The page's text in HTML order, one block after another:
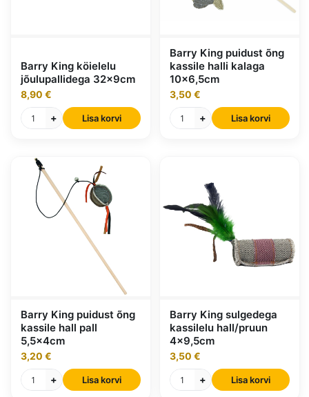
Barry King köielelu
jõulupallidega 32x9cm
8,90 €
+
Lisa korvi
Barry King puidust õng
kassile halli kalaga
10x6,5cm
3,50 €
+
Lisa korvi
Barry King puidust õng
kassile hall pall
5,5x4cm
3,20 €
+
Lisa korvi
Barry King sulgedega
kassilelu hall/pruun
4x9,5cm
3,50 €
+
Lisa korvi